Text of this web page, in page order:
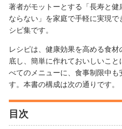
著者がモットーとする「長寿と
ならない」を家庭で手軽に実現
シピ集です。
レシピは、健康効果を高める食
底し、簡単に作れておいしいこ
べてのメニューに、食事制限中も
す。本書の構成は次の通りです。
目次